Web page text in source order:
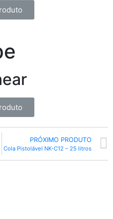
PRÓXIMO PRODUTO
Cola Pistolável NK-C12 – 25 litros